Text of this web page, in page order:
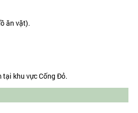
ăn vặt).
tại khu vực Cống Đỏ.